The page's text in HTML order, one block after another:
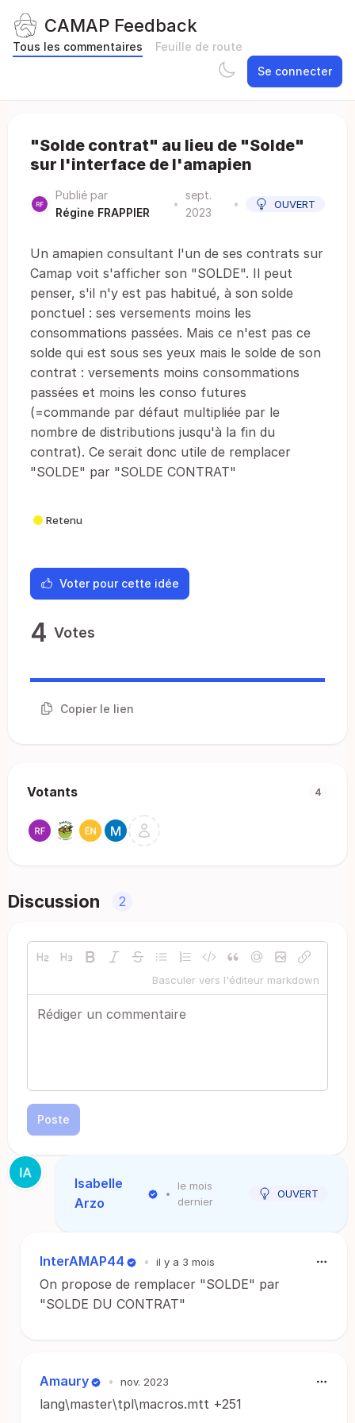
CAMAP Feedback
Tous les commentaires
Feuille de route
Se connecter
"Solde contrat" au lieu de "Solde"
sur l'interface de l'amapien
Publié par
Régine FRAPPIER
•
sept.
2023
• OUVERT
Un amapien consultant l'un de ses contrats sur
Camap voit s'afficher son "SOLDE". Il peut
penser, s'il n'y est pas habitué, à son solde
ponctuel : ses versements moins les
consommations passées. Mais ce n'est pas ce
solde qui est sous ses yeux mais le solde de son
contrat : versements moins consommations
passées et moins les conso futures
(=commande par défaut multipliée par le
nombre de distributions jusqu'à la fin du
contrat). Ce serait donc utile de remplacer
"SOLDE" par "SOLDE CONTRAT"
Retenu
Voter pour cette idée
4 Votes
Copier le lien
Votants 4
Discussion 2
Basculer vers l'éditeur markdown
Poste
Isabelle
Arzo
•
le mois
dernier
OUVERT
InterAMAP44 • il y a 3 mois
On propose de remplacer "SOLDE" par
"SOLDE DU CONTRAT"
Amaury • nov. 2023
lang\master\tpl\macros.mtt +251